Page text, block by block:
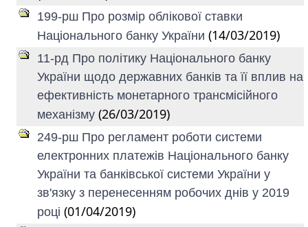
199-рш Про розмір облікової ставки
Національного банку України (14/03/2019)
11-рд Про політику Національного банку
України щодо державних банків та її вплив на
ефективність монетарного трансмісійного
механізму (26/03/2019)
249-рш Про регламент роботи системи
електронних платежів Національного банку
України та банківської системи України у
зв'язку з перенесенням робочих днів у 2019
році (01/04/2019)